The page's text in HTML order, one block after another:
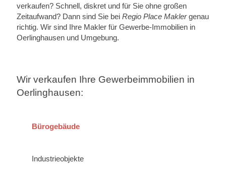
verkaufen? Schnell, diskret und für Sie ohne großen
Zeitaufwand? Dann sind Sie bei Regio Place Maklergenau
richtig. Wir sind Ihre Makler für Gewerbe-Immobilien in
Oerlinghausen und Umgebung.
Wir verkaufen Ihre Gewerbeimmobilien in
Oerlinghausen:
Bürogebäude
Industrieobjekte